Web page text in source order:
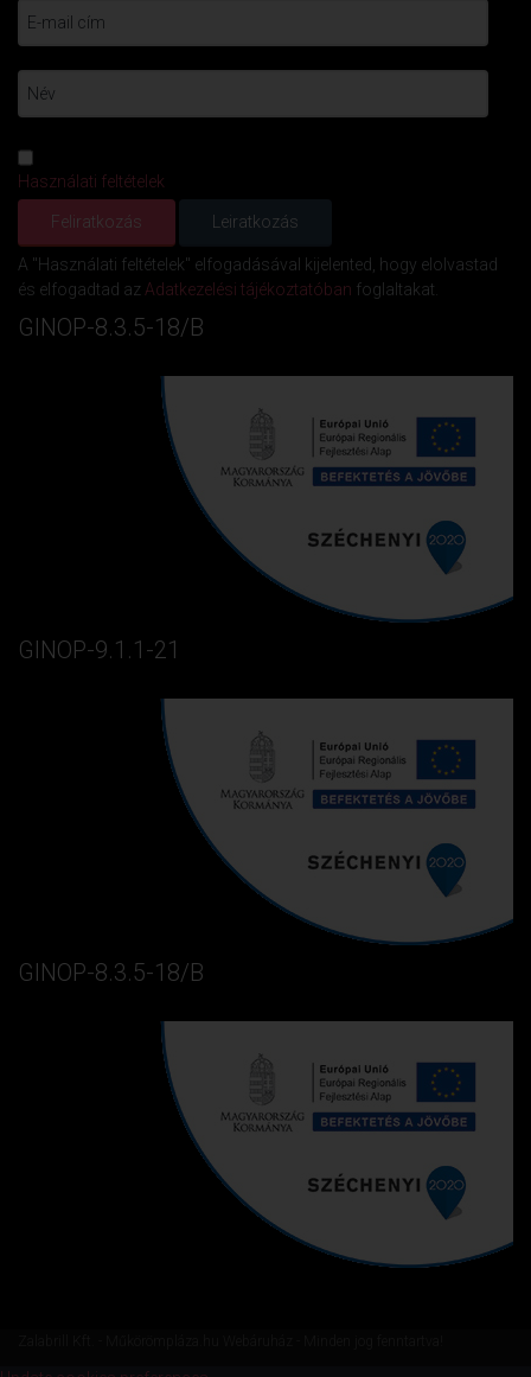
Használati feltételek
A "Használati feltételek" elfogadásával kijelented, hogy elolvastad
és elfogadtad az Adatkezelési tájékoztatóban foglaltakat.
GINOP-8.3.5-18/B
GINOP-9.1.1-21
GINOP-8.3.5-18/B